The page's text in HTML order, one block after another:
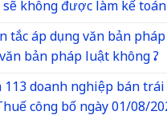
không được làm kế
tắc áp dụng văn bản
bản pháp luật không ?
113 doanh nghiệp bán
công bố ngày 01/08/